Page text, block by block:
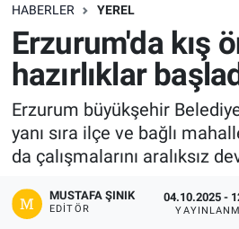
HABERLER YEREL
Erzurum'da kış
hazırlıklar
Erzurum büyükşehir
yanı sıra ilçe ve bağlı
da çalışmalarını aralıksız
MUSTAFA ŞINIK
EDITÖR
04.10.2025 -
Eğitim
Ekonomi
Genel
Son Dakika Haberleri
Haber Arşivi